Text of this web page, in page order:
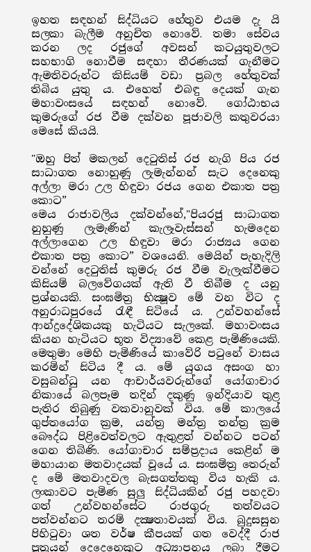
ඉහත සඳහන් සිද්ධියට හේතුව එයම දැ යි
සලකා බැලීම අනුචිත නොවේ. තමා සේවය
කරන ලද රජුගේ අවසන් කටයුතුවලට
සහභාගි නොවීම සඳහා තීරණයක් ගැනීමට
ඇමතිවරුන්ට කිසියම් වඩා ප්‍රබල හේතුවක්
තිබිය යුතු ය. එහෙත් එබඳු දෙයක් ගැන
මහාවංසයේ සඳහන් නොවේ. ගෝඨාභය
කුමරුගේ රජ වීම දක්වන පූජාවලි කතුවරයා
මෙසේ කියයි.
"ඔහු පිත් මකලන් දෙටුතිස් රජ නැගි පිය රජ
සාධාගත නොහුණු ලැමැන්නන් සැට දෙනෙකු
අල්ලා මරා උල හිඳුවා රජය ගෙන එකාත පත්‍ර
කොට”
මෙය රාජාවලිය දක්වන්නේ,"පියරජු සාධාගත
නුහුණු ලැමැණින් කැලෑවැස්සන් හැමදෙන
අල්ලාගෙන උල හිඳුවා මරා රාජ්‍යය ගෙන
එකාත පත්‍ර කොට” වශයෙනි. මෙයින් පැහැදිලි
වන්නේ දෙටුතිස් කුමරු රජ වීම වැලැක්වීමට
කිසියම් බලවේගයක් ඇති වී තිබීම ද යනු
ප්‍රශ්නයකි. සංඝමිත්‍ර භික්‍ෂූව මේ වන විට ද
අනුරාධපුරයේ රැඳී සිටියේ ය. උන්වහන්සේ
ආන්ද්‍රදේශිකයකු හැටියට සැලකේ. මහාවංසය
කියන හැටියට භූත විද්‍යාවේ කෙළ පැමිණියෙකි.
මෙතුමා මෙහි පැමිණියේ කාවේරි පටුනේ වාසය
කරමින් සිටිය දී ය. මේ යුගය අසංග හා
වසුබන්ධු යන ආචාර්යවරුන්ගේ යෝගාචාර
නිකායේ බලපෑම තදින් දකුණු ඉන්දියාව තුළ
පැතිර තිබුණු වකවානුවක් විය. මේ කාලයේ
ගුප්තයෝග ක්‍රම, යන්ත්‍ර මන්ත්‍ර තන්ත්‍ර ක්‍රම
බෞද්ධ පිළිවෙත්වලට ඇතුළත් වන්නට පටන්
ගෙන තිබිණි. යෝගාචාර සම්ප්‍රදාය කෙළින් ම
මහායාන මතවාදයක් වූයේ ය. සංඝමිත්‍ර තෙරුන්
ද මේ මතවාදවල බැසගත්තකු විය හැකි ය.
ලංකාවට පැමිණ සුලු සිද්ධියකින් රජු පහදවා
ගත් උන්වහන්සේට රාජගුරු තත්වයට
පත්වන්නට තරම් දක්‍ෂතාවයක් විය. බුදුසසුන
පිහිටුවා ශත වර්ෂ කීපයක් ගත වෙද්දී රාජ
පුත්‍රයන් දෙදෙනෙකුට අධ්‍යාපනය ලබා දීමට